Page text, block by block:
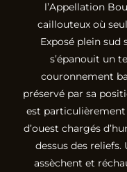
l’Appellation
caillouteux où
Exposé plein
s’épanouit un
couronnement
préservé par sa
est particulièrement
d’ouest chargés
dessus des reliefs.
assèchent et